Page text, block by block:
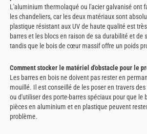
L'aluminium thermolaqué ou l'acier galvanisé ont
les chandeliers, car les deux matériaux sont
plastique résistant aux UV de haute qualité est
barres et les blocs en raison de sa durabilité et de
tandis que le bois de cœur massif offre un poids
Comment stocker le matériel d'obstacle pour le
Les barres en bois ne doivent pas rester en
mouillé. Il est conseillé de les poser en travers
ou d'utiliser des porte-barres spéciaux pour que le
pièces en aluminium et en plastique peuvent
problème.